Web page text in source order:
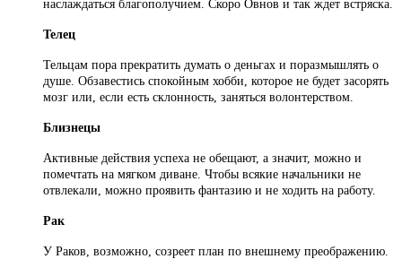
наслаждаться благополучием. Скоро Овнов и так ждет встряска.
Телец
Тельцам пора прекратить думать о деньгах и поразмышлять о
душе. Обзавестись спокойным хобби, которое не будет засорять
мозг или, если есть склонность, заняться волонтерством.
Близнецы
Активные действия успеха не обещают, а значит, можно и
помечтать на мягком диване. Чтобы всякие начальники не
отвлекали, можно проявить фантазию и не ходить на работу.
Рак
У Раков, возможно, созреет план по внешнему преображению.